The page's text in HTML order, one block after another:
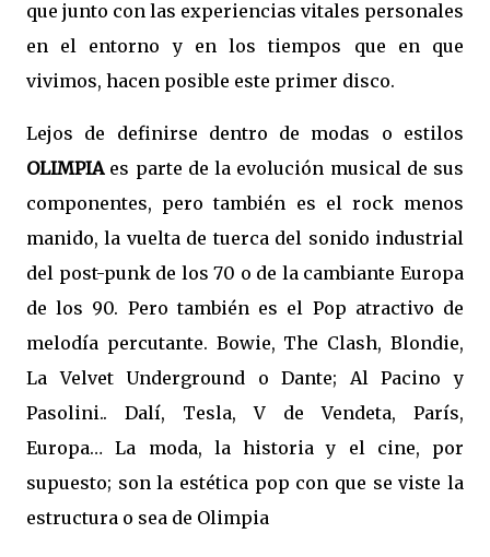
que junto con las experiencias vitales personales
en el entorno y en los tiempos que en que
vivimos, hacen posible este primer disco.
Lejos de definirse dentro de modas o estilos
OLIMPIAes parte de la evolución musical de sus
componentes, pero también es el rock menos
manido, la vuelta de tuerca del sonido industrial
del post-punk de los 70 o de la cambiante Europa
de los 90. Pero también es el Pop atractivo de
melodía percutante. Bowie, The Clash, Blondie,
La Velvet Underground o Dante; Al Pacino y
Pasolini.. Dalí, Tesla, V de Vendeta, París,
Europa… La moda, la historia y el cine, por
supuesto; son la estética pop con que se viste la
estructura o sea de Olimpia